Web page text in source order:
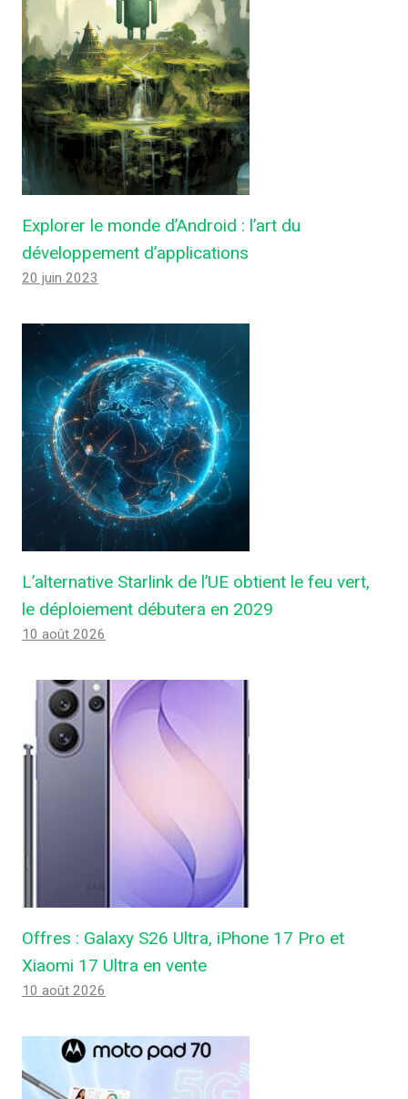
Explorer le monde d’Android : l’art du
développement d’applications
20 juin 2023
L’alternative Starlink de l’UE obtient le feu vert,
le déploiement débutera en 2029
10 août 2026
Offres : Galaxy S26 Ultra, iPhone 17 Pro et
Xiaomi 17 Ultra en vente
10 août 2026